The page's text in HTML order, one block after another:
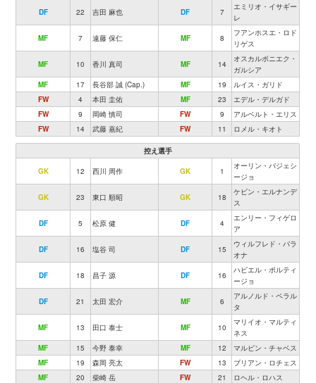
DF 22 吉田 麻也 DF 7
エミリオ・イサギー
レ
MF 7 遠藤 保仁 MF 8
フアンホスエ・ロド
リゲス
MF 10 香川 真司 MF 14
オスカルボニエク・
ガルシア
MF
17 長谷部 誠 (Cap.) MF 19
ルイス・ガリド
FW
4 本田 圭佑 MF 23
エデル・デルガド
FW
9 岡崎 慎司 FW 9
アルベルト・エリス
FW
14 武藤 嘉紀 FW 11 ロメル・キオト
控え選手
GK 12 西川 周作 GK 1
オーリン・バジェシ
ージョ
GK 23 東口 順昭 GK 18
ケビン・エルナンデ
ス
DF 5 松原 健 DF 4
エンリー・フィゲロ
ア
DF 16 塩谷 司 DF 15
ウィルフレド・バラ
オナ
DF 18 昌子 源 DF 16
ハビエル・ポルティ
ージョ
DF 21 太田 宏介 MF 6
アルノルド・ペラル
タ
MF 13 田口 泰士 MF 10
マリイオ・マルティ
ネス
MF
15 今野 泰幸 MF 12
マルビン・チャベス
MF
19 森岡 亮太 FW 13
ブリアン・ロチェス
MF
20 柴崎 岳 FW 21
ロヘル・ロハス